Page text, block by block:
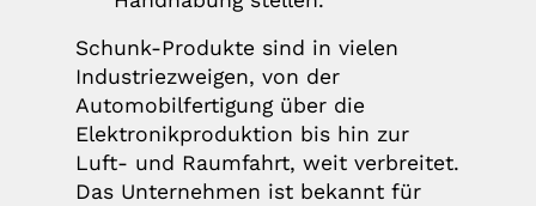
Schunk-Produkte sind in vielen
Industriezweigen, von der
Automobilfertigung über die
Elektronikproduktion bis hin zur
Luft- und Raumfahrt, weit verbreitet.
Das Unternehmen ist bekannt für